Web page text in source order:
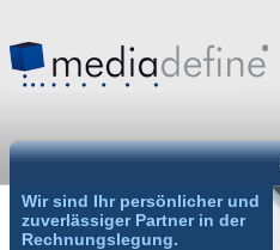
Wir sind Ihr persönlicher und
zuverlässiger Partner in der
Rechnungslegung.